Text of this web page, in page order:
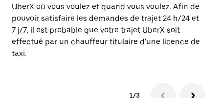
UberX où vous voulez et quand vous voulez. Afin de
pouvoir satisfaire les demandes de trajet 24 h/24 et
7 j/7, il est probable que votre trajet UberX soit
effectué par un chauffeur titulaire d'une licence de
taxi.
1/3